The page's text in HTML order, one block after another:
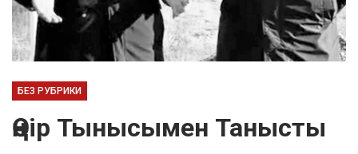
БЕЗ РУБРИКИ
Өңір Тынысымен Танысты